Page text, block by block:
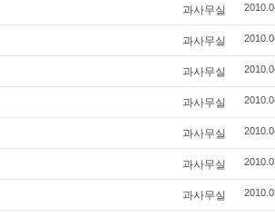
과사무실
과사무실
과사무실
과사무실
과사무실
과사무실
과사무실